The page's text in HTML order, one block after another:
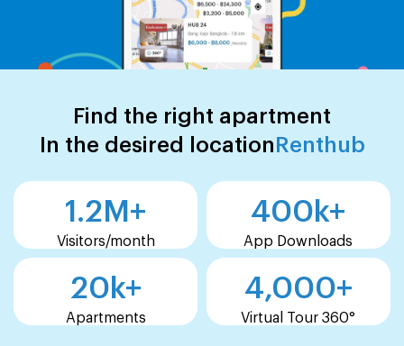
Find the right apartment
In the desired location Renthub
1.2M+
Visitors/month
400k+
App Downloads
20k+
Apartments
4,000 +
Virtual Tour 360°